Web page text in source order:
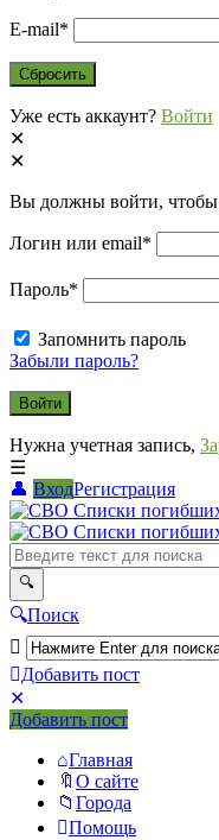
E-mail*
Уже есть аккаунт? Войти
Вы должны войти, чтобы
Логин или email*
Пароль*
Запомнить пароль
Забыли пароль?
Нужна учетная запись,
ВходРегистрация
СВО
Списки
погибших
2022-
2026,
Новости
СВО
Поиск
Добавить пост
Мобильное
меню
Добавить пост
Главная
О сайте
Города
Помощь